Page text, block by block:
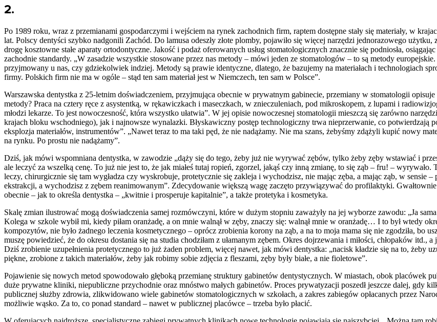
2.
Po 1989 roku, wraz z przemianami gospodarczymi i wejściem na rynek zachodnich firm, raptem dostępne stały się materiały, w
lat. Polscy dentyści szybko nadgonili Zachód. Do lamusa odeszły złote plomby, pojawiło się więcej narzędzi jednorazowego użytku,
drogę kosztowne stałe aparaty ortodontyczne. Jakość i podaż oferowanych usług stomatologicznych znacznie się podniosła,
zachodnie standardy. „W zasadzie wszystkie stosowane przez nas metody – mówi jeden ze stomatologów – to są metody
przyjmowany u nas, czy gdziekolwiek indziej. Metody są prawie identyczne, dlatego, że bazujemy na materiałach i technologiach
firmy. Polskich firm nie ma w ogóle – stąd ten sam materiał jest w Niemczech, ten sam w Polsce”.
Warszawska dentystka z 25-letnim doświadczeniem, przyjmująca obecnie w prywatnym gabinecie, przemiany w stomatologii opisuje
metody? Praca na cztery ręce z asystentką, w rękawiczkach i maseczkach, w znieczuleniach, pod mikroskopem, z lupami i
młodzi lekarze. To jest nowoczesność, która wszystko ułatwia”. W jej opisie nowoczesnej stomatologii mieszczą się zarówno
krajach bloku wschodniego), jak i najnowsze wynalazki. Błyskawiczny postęp technologiczny trwa nieprzerwanie, co potwierdzają
eksplozja materiałów, instrumentów”. „Nawet teraz to ma taki pęd, że nie nadążamy. Nie ma szans, żebyśmy zdążyli kupić nowy
na rynku. Po prostu nie nadążamy”.
Dziś, jak mówi wspomniana dentystka, w zawodzie „dąży się do tego, żeby już nie wyrywać zębów, tylko żeby zęby wstawiać i
ale leczyć za wszelką cenę. To już nie jest to, że jak miałeś tutaj ropień, zgorzel, jakąś czy inną zmianę, to się ząb – fru! – wyrywało.
leczy, chirurgicznie się tam wygładza czy wyskrobuje, protetycznie się zakleja i wychodzisz, nie mając zęba, a mając ząb, w sensie –
ekstrakcji, a wychodzisz z zębem reanimowanym”. Zdecydowanie większą wagę zaczęto przywiązywać do profilaktyki.
obecnie – jak to określa dentystka – „kwitnie i prosperuje kapitalnie”, a także protetyka i kosmetyka.
Skalę zmian ilustrować mogą doświadczenia samej rozmówczyni, które w dużym stopniu zaważyły na jej wyborze zawodu: „Ja sama
Kolega w szkole wybił mi, kiedy piłam oranżadę, a on mnie walnął w zęby, znaczy się: walnął mnie w oranżadę… I to był wtedy
kompozytów, nie było żadnego leczenia kosmetycznego – oprócz zrobienia korony na ząb, a na to moja mama się nie zgodziła, bo
muszę powiedzieć, że do okresu dostania się na studia chodziłam z ułamanym zębem. Okres dojrzewania i miłości, chłopaków itd., a
Dziś zrobienie uzupełnienia protetycznego to już żaden problem, więcej nawet, jak mówi dentystka: „nacisk kładzie się na to, żeby
piękne, zrobione z takich materiałów, żeby jak robimy sobie zdjęcia z fleszami, zęby były białe, a nie fioletowe”.
Pojawienie się nowych metod spowodowało głęboką przemianę struktury gabinetów dentystycznych. W miastach, obok placówek
duże prywatne kliniki, niepubliczne przychodnie oraz mnóstwo małych gabinetów. Proces prywatyzacji poszedł jeszcze dalej, gdy
publicznej służby zdrowia, zlikwidowano wiele gabinetów stomatologicznych w szkołach, a zakres zabiegów opłacanych przez
możliwie wąsko. Za to, co ponad standard – nawet w publicznej placówce – trzeba było płacić.